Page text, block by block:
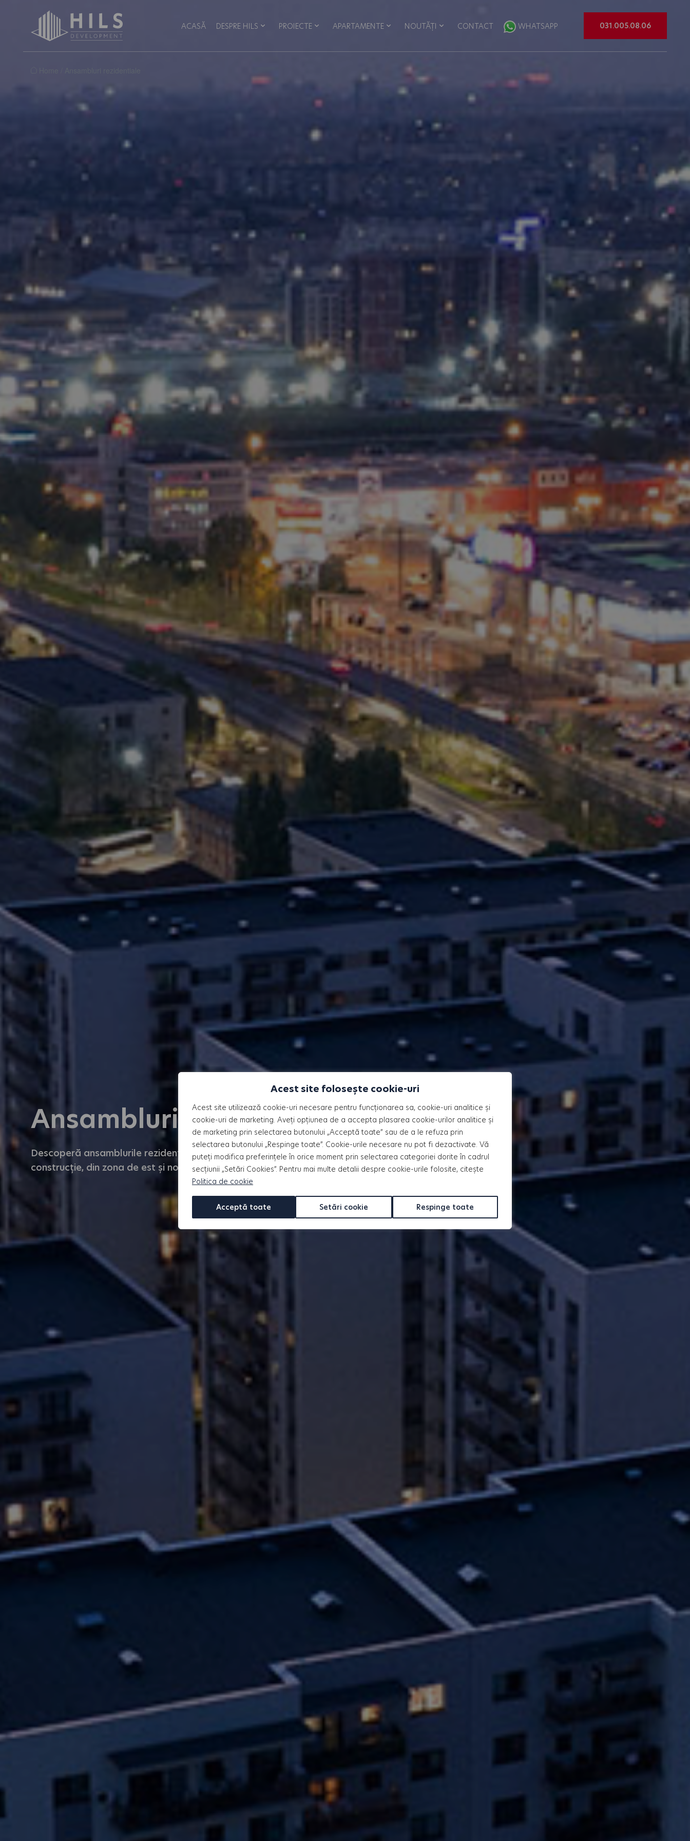
Acest site folosește cookie-uri
Acest site utilizează cookie-uri necesare pentru funcționarea sa, cookie-uri analitice și
cookie-uri de marketing. Aveți opțiunea de a accepta plasarea cookie-urilor analitice și
de marketing prin selectarea butonului „Acceptă toate” sau de a le refuza prin
selectarea butonului „Respinge toate”. Cookie-urile necesare nu pot fi dezactivate. Vă
puteți modifica preferințele în orice moment prin selectarea categoriei dorite în cadrul
secțiunii „Setări Cookies”. Pentru mai multe detalii despre cookie-urile folosite, citește
Politica de cookie
Setări cookie Respinge toate
Acceptă toate
ACASĂ DESPRE HILS PROIECTE APARTAMENTE NOUTĂȚI CONTACT WHATSAPP 031.005.08.06
Ansambluri rezidențiale HILS
Descoperă ansamblurile rezidențiale HILS Development, finalizate sau în
construcție, din zona de est și nordul Capitalei